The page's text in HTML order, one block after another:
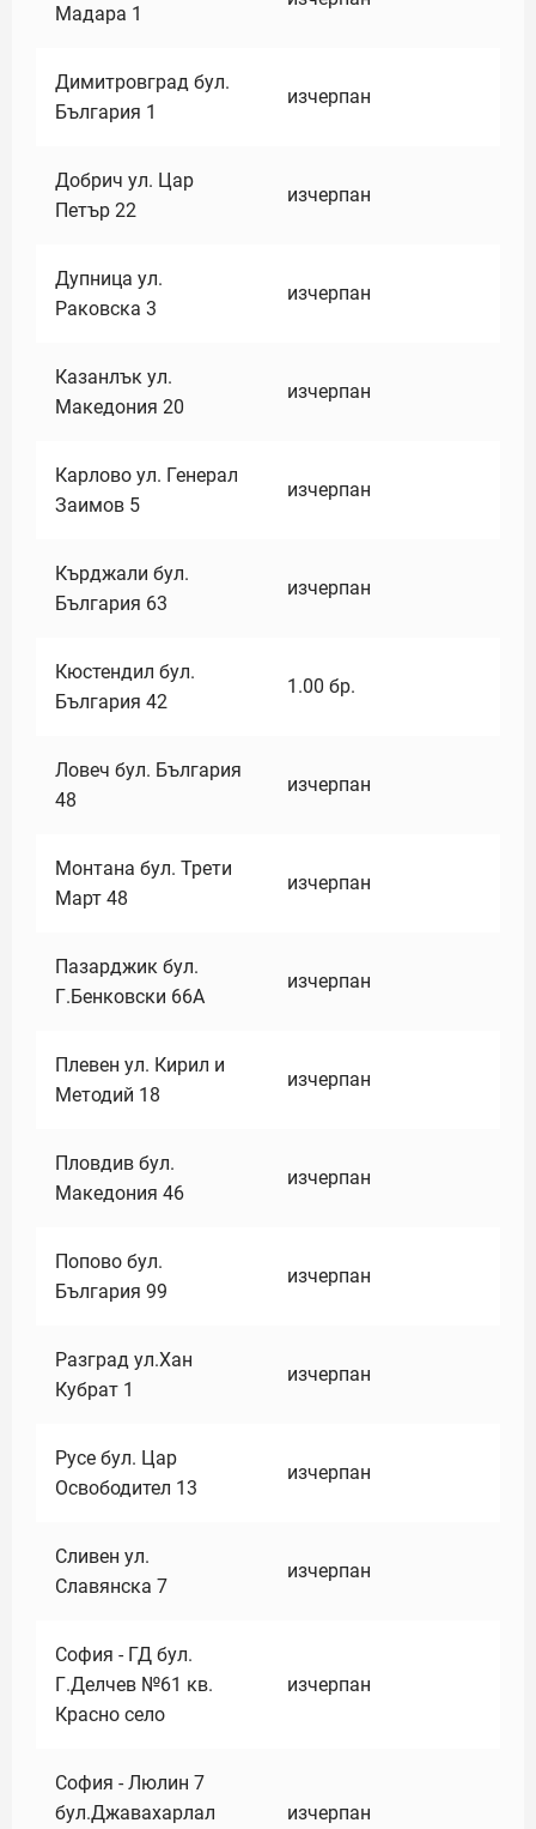
Мадара 1
Димитровград бул.
България 1
изчерпан
Добрич ул. Цар
Петър 22
изчерпан
Дупница ул.
Раковска 3
изчерпан
Казанлък ул.
Македония 20
изчерпан
Карлово ул. Генерал
Заимов 5
изчерпан
Кърджали бул.
България 63
изчерпан
Кюстендил бул.
България 42
1.00 бр.
Ловеч бул. България
48
изчерпан
Монтана бул. Трети
Март 48
изчерпан
Пазарджик бул.
Г.Бенковски 66А
изчерпан
Плевен ул. Кирил и
Методий 18
изчерпан
Пловдив бул.
Македония 46
изчерпан
Попово бул.
България 99
изчерпан
Разград ул.Хан
Кубрат 1
изчерпан
Русе бул. Цар
Освободител 13
изчерпан
Сливен ул.
Славянска 7
изчерпан
София - ГД бул.
Г.Делчев №61 кв.
Красно село
изчерпан
София - Люлин 7
бул.Джавахарлал
изчерпан